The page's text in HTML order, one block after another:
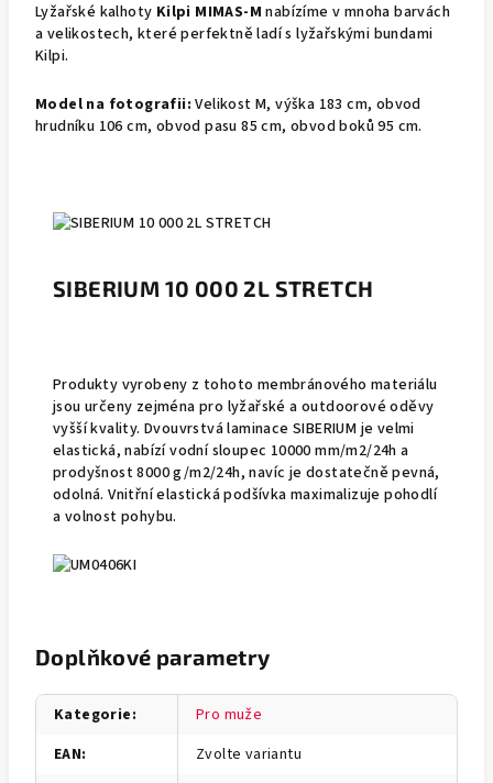
Lyžařské kalhoty Kilpi MIMAS-M nabízíme v mnoha barvách
a velikostech, které perfektně ladí s lyžařskými bundami
Kilpi.
Model na fotografii: Velikost M, výška 183 cm, obvod
hrudníku 106 cm, obvod pasu 85 cm, obvod boků 95 cm.
SIBERIUM 10 000 2L STRETCH
Produkty vyrobeny z tohoto membránového materiálu
jsou určeny zejména pro lyžařské a outdoorové oděvy
vyšší kvality. Dvouvrstvá laminace SIBERIUM je velmi
elastická, nabízí vodní sloupec 10000 mm/m2/24h a
prodyšnost 8000 g/m2/24h, navíc je dostatečně pevná,
odolná. Vnitřní elastická podšívka maximalizuje pohodlí
a volnost pohybu.
Doplňkové parametry
Kategorie:
Pro muže
EAN: Zvolte variantu